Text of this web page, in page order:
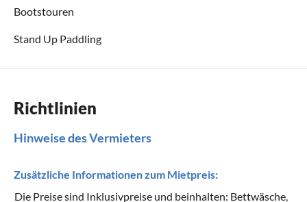
Bootstouren
Stand Up Paddling
Richtlinien
Hinweise des Vermieters
Zusätzliche Informationen zum Mietpreis:
Die Preise sind Inklusivpreise und beinhalten: Bettwäsche,